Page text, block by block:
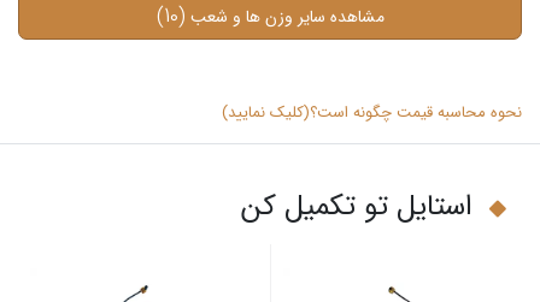
مشاهده سایر وزن ها و شعب (10)
نحوه محاسبه قیمت چگونه است؟(کلیک نمایید)
استایل تو تکمیل کن